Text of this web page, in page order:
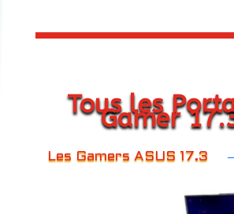
Tous les
Gamer
Les Gamers ASUS 17.3